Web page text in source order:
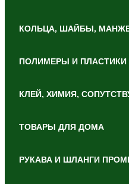
КОЛЬЦА, ШАЙБЫ,
ПОЛИМЕРЫ И ПЛАСТИКИ
КЛЕЙ, ХИМИЯ,
ТОВАРЫ ДЛЯ ДОМА
РУКАВА И ШЛАНГИ